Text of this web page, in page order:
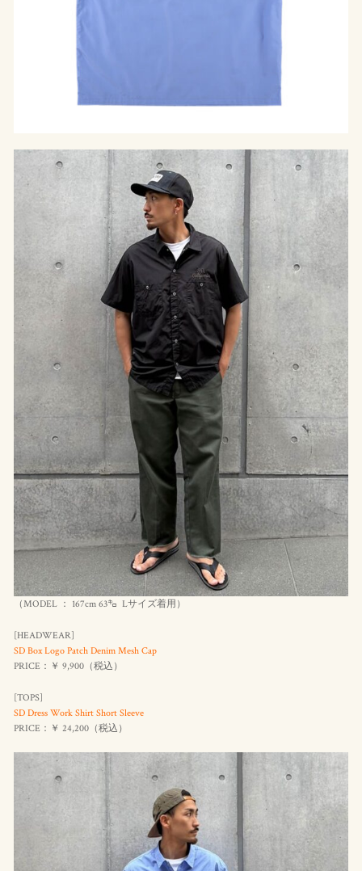
（MODEL ： 167cm 63㌔ Lサイズ着用）
[HEADWEAR]
SD Box Logo Patch Denim Mesh Cap
PRICE：￥ 9,900（税込 ）
[TOPS]
SD Dress Work Shirt Short Sleeve
PRICE：￥ 24,200（税込 ）